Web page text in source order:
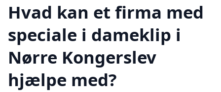
Hvad kan et firma med
speciale i dameklip i
Nørre Kongerslev
hjælpe med?